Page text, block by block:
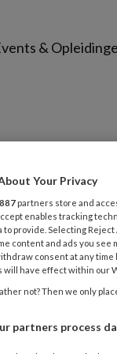
&
2019 NIEUWS
cao: na
Your Privacy
887 partners store and
enables tracking
to provide. Selecting
content and ads you see
consent at any time
will have effect within our
not? Then we only
partners process